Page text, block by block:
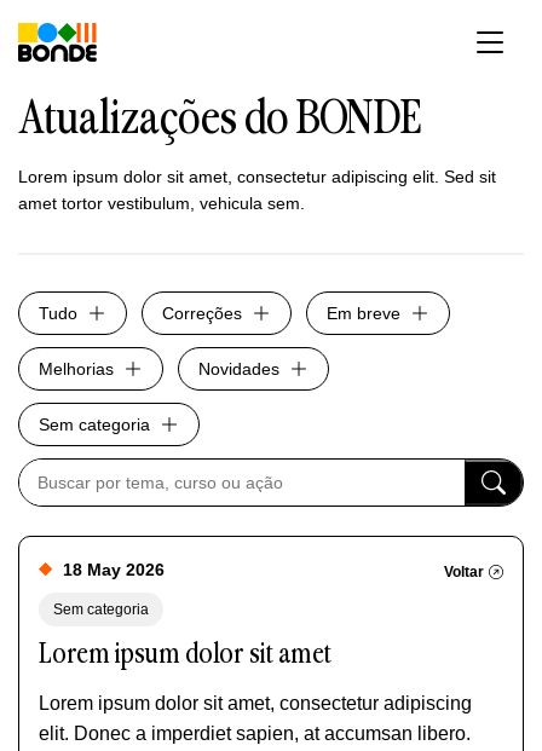
para
Atualizações do BONDE
Lorem ipsum dolor sit amet, consectetur adipiscing elit. Sed sit
amet tortor vestibulum, vehicula sem.
Tudo Correções Em breve
Melhorias Novidades
Sem categoria
18 May 2026
Sem categoria
Voltar
Lorem ipsum dolor sit amet
Lorem ipsum dolor sit amet, consectetur adipiscing
elit. Donec a imperdiet sapien, at accumsan libero.